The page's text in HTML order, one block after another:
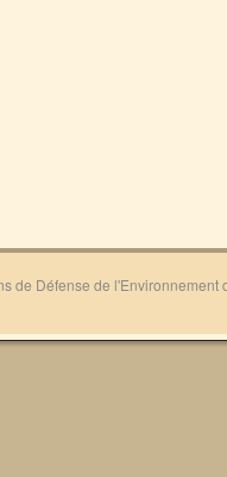
de Défense de l'Environnement